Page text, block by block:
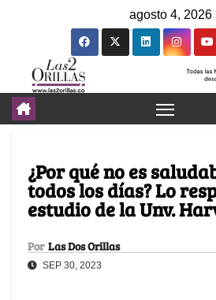
agosto 4, 2026
¿Por qué no es
todos los días? Lo
estudio de la Unv.
Por Las Dos Orillas
SEP 30, 2023